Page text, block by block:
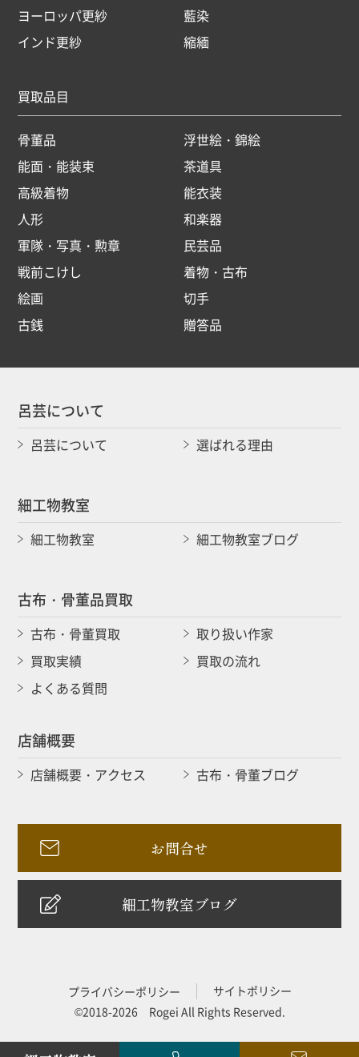
ヨーロッパ更紗
藍染
インド更紗
縮緬
買取品目
骨董品
浮世絵・錦絵
能面・能装束
茶道具
高級着物
能衣装
人形
和楽器
軍隊・写真・勲章
民芸品
戦前こけし
着物・古布
絵画
切手
古銭
贈答品
呂芸について
呂芸について 選ばれる理由
細工物教室
細工物教室 細工物教室ブログ
古布・骨董品買取
古布・骨董買取
取り扱い作家
買取実績
買取の流れ
よくある質問
店舗概要
店舗概要・アクセス 古布・骨董ブログ
お問合せ
細工物教室ブログ
プライバシーポリシー
サイトポリシー
©2018-2026 Rogei All Rights Reserved.